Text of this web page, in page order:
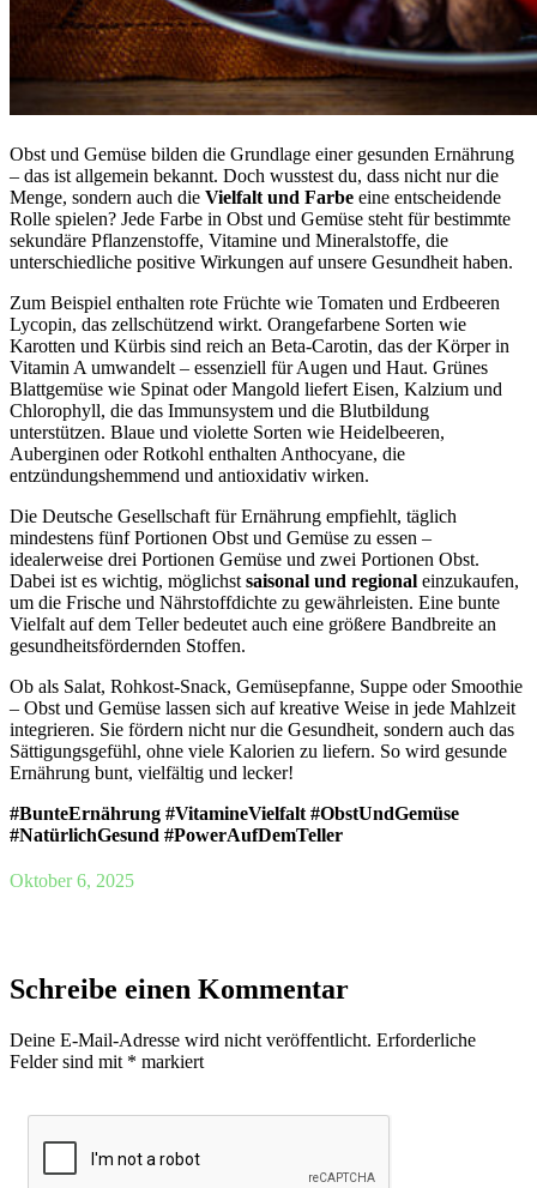
Obst und Gemüse bilden die Grundlage einer gesunden Ernährung
– das ist allgemein bekannt. Doch wusstest du, dass nicht nur die
Menge, sondern auch die Vielfalt und Farbe eine entscheidende
Rolle spielen? Jede Farbe in Obst und Gemüse steht für bestimmte
sekundäre Pflanzenstoffe, Vitamine und Mineralstoffe, die
unterschiedliche positive Wirkungen auf unsere Gesundheit haben.
Zum Beispiel enthalten rote Früchte wie Tomaten und Erdbeeren
Lycopin, das zellschützend wirkt. Orangefarbene Sorten wie
Karotten und Kürbis sind reich an Beta-Carotin, das der Körper in
Vitamin A umwandelt – essenziell für Augen und Haut. Grünes
Blattgemüse wie Spinat oder Mangold liefert Eisen, Kalzium und
Chlorophyll, die das Immunsystem und die Blutbildung
unterstützen. Blaue und violette Sorten wie Heidelbeeren,
Auberginen oder Rotkohl enthalten Anthocyane, die
entzündungshemmend und antioxidativ wirken.
Die Deutsche Gesellschaft für Ernährung empfiehlt, täglich
mindestens fünf Portionen Obst und Gemüse zu essen –
idealerweise drei Portionen Gemüse und zwei Portionen Obst.
Dabei ist es wichtig, möglichst saisonal und regional einzukaufen,
um die Frische und Nährstoffdichte zu gewährleisten. Eine bunte
Vielfalt auf dem Teller bedeutet auch eine größere Bandbreite an
gesundheitsfördernden Stoffen.
Ob als Salat, Rohkost-Snack, Gemüsepfanne, Suppe oder Smoothie
– Obst und Gemüse lassen sich auf kreative Weise in jede Mahlzeit
integrieren. Sie fördern nicht nur die Gesundheit, sondern auch das
Sättigungsgefühl, ohne viele Kalorien zu liefern. So wird gesunde
Ernährung bunt, vielfältig und lecker!
#BunteErnährung #VitamineVielfalt #ObstUndGemüse
#NatürlichGesund #PowerAufDemTeller
Oktober 6, 2025
Schreibe einen Kommentar
Deine E-Mail-Adresse wird nicht veröffentlicht. Erforderliche
Felder sind mit * markiert